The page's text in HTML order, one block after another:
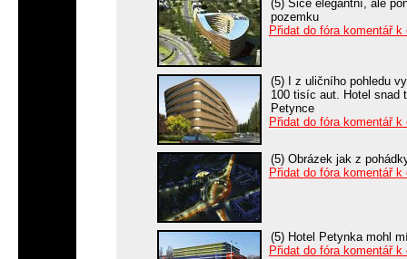
(5) Sice elegantní, ale
pozemku
Přidat do fóra komentář k
(5) I z uličního pohledu
100 tisíc aut. Hotel snad
Petynce
Přidat do fóra komentář k
(5) Obrázek jak z
Přidat do fóra komentář k
(5) Hotel Petynka mohl
Přidat do fóra komentář k